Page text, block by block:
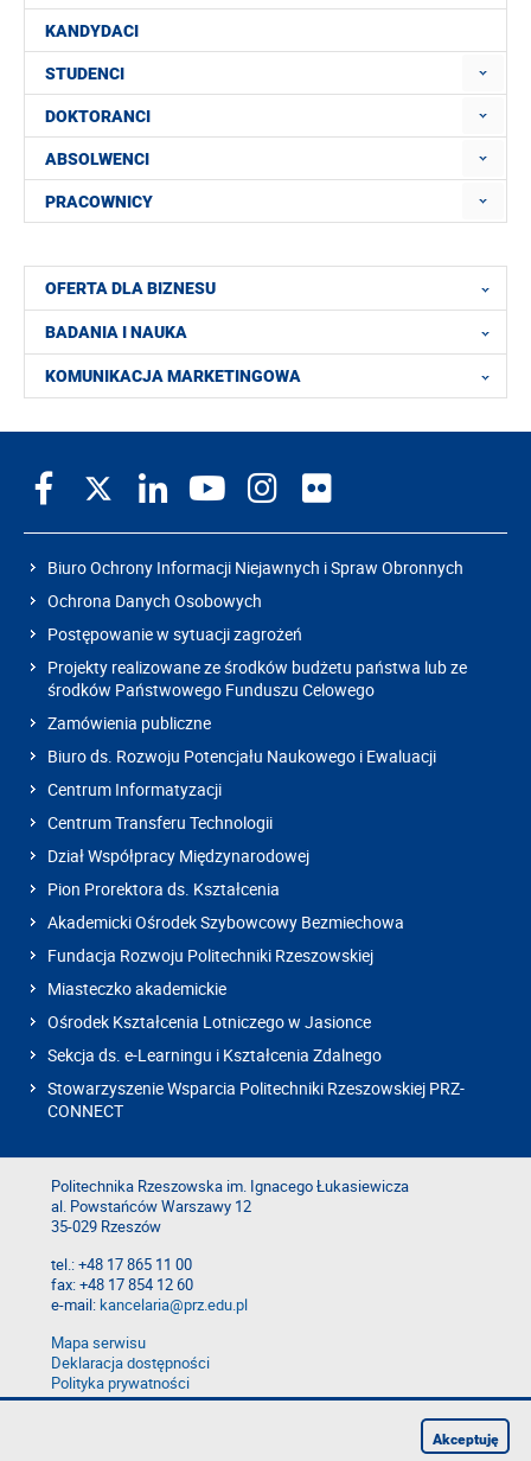
KANDYDACI
STUDENCI
DOKTORANCI
ABSOLWENCI
PRACOWNICY
OFERTA DLA BIZNESU
BADANIA I NAUKA
KOMUNIKACJA MARKETINGOWA
Biuro Ochrony Informacji Niejawnych i Spraw Obronnych
Ochrona Danych Osobowych
Postępowanie w sytuacji zagrożeń
Projekty realizowane ze środków budżetu państwa lub ze
środków Państwowego Funduszu Celowego
Zamówienia publiczne
Biuro ds. Rozwoju Potencjału Naukowego i Ewaluacji
Centrum Informatyzacji
Centrum Transferu Technologii
Dział Współpracy Międzynarodowej
Pion Prorektora ds. Kształcenia
Akademicki Ośrodek Szybowcowy Bezmiechowa
Fundacja Rozwoju Politechniki Rzeszowskiej
Miasteczko akademickie
Ośrodek Kształcenia Lotniczego w Jasionce
Sekcja ds. e-Learningu i Kształcenia Zdalnego
Stowarzyszenie Wsparcia Politechniki Rzeszowskiej PRZ-
CONNECT
Politechnika Rzeszowska im. Ignacego Łukasiewicza
al. Powstańców Warszawy 12
35-029 Rzeszów
tel.: +48 17 865 11 00
fax: +48 17 854 12 60
e-mail:kancelaria@prz.edu.pl
Mapa serwisu
Deklaracja dostępności
Polityka prywatności
Zgłoś błąd na stronie
Akceptuję